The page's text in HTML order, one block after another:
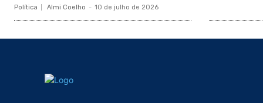
Política Almi Coelho - 10 de julho de 2026